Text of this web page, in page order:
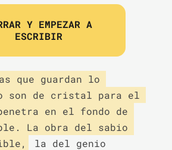
Y EMPEZAR A
ESCRIBIR
que guardan lo
son de cristal para el
en el fondo de
La obra del sabio
la del genio